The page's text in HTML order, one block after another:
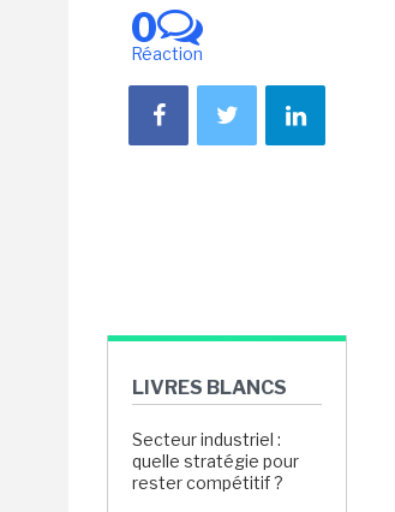
0
Réaction
LIVRES BLANCS
Secteur industriel :
quelle stratégie pour
rester compétitif ?